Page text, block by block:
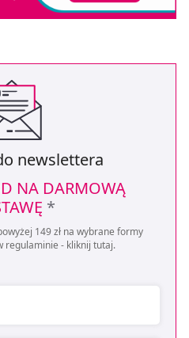
newslettera
NA DARMOWĄ
*
149 zł na wybrane formy
regulaminie - kliknij tutaj.